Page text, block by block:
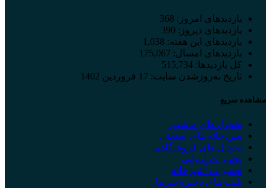
بازدیدهای امروز: 368
بازدیدهای دیروز: 390
بازدیدهای این هفته: 1,038
بازدیدهای امسال: 175,067
کل بازدیدها: 515,734
تاریخ به‌روزشدن سایت: 17 فروردین 1402
مشاهده سریع
یخچال های ماشینی
سردخانه های صنعتی
یخچال های فروشگاهی
تجهیزات لبنیاتی
تجهیزات آشپزخانه
پلیت های ذخیره سرما